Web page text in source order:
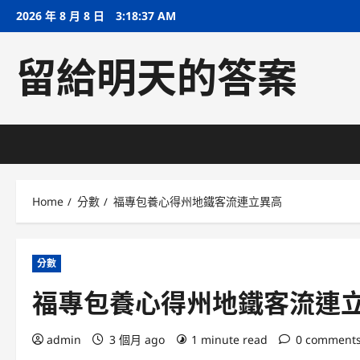
Skip2026 年 8 月 8 日 3:18:38 AM
留給明天的答案
Home 分數 福專包養心得州地鐵客流連立異高
分數
福專包養心得州地鐵客流連
admin 3 個月 ago 1 minute read 0 comments